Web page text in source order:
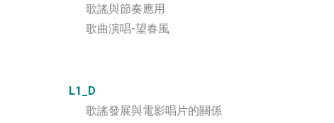
歌謠與節奏應用
歌曲演唱-望春風
L1_D
歌謠發展與電影唱片的關係